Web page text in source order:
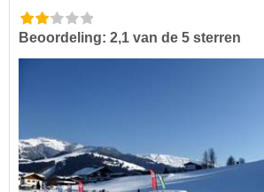
Beoordeling: 2,1 van de 5 sterren